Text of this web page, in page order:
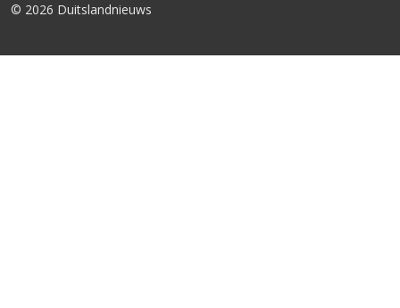
© 2026 Duitslandnieuws